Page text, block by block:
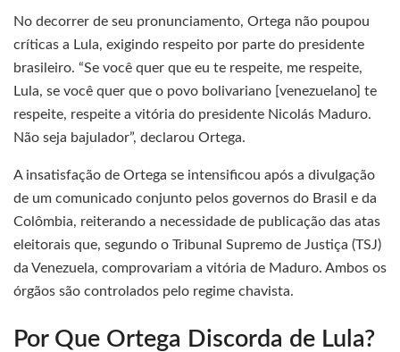
No decorrer de seu pronunciamento, Ortega não poupou
críticas a Lula, exigindo respeito por parte do presidente
brasileiro. “Se você quer que eu te respeite, me respeite,
Lula, se você quer que o povo bolivariano [venezuelano] te
respeite, respeite a vitória do presidente Nicolás Maduro.
Não seja bajulador”, declarou Ortega.
A insatisfação de Ortega se intensificou após a divulgação
de um comunicado conjunto pelos governos do Brasil e da
Colômbia, reiterando a necessidade de publicação das atas
eleitorais que, segundo o Tribunal Supremo de Justiça (TSJ)
da Venezuela, comprovariam a vitória de Maduro. Ambos os
órgãos são controlados pelo regime chavista.
Por Que Ortega Discorda de Lula?